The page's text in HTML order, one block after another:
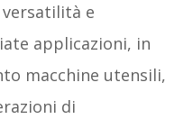
versatilità e
applicazioni, in
macchine utensili,
di